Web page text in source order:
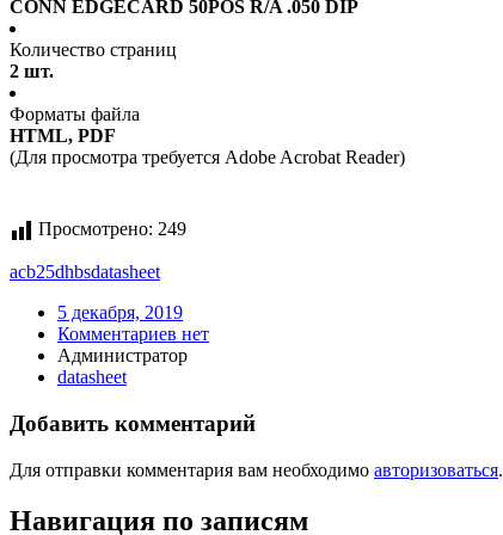
CONN EDGECARD 50POS R/A .050 DIP
Количество страниц
2 шт.
Форматы файла
HTML, PDF
(Для просмотра требуется Adobe Acrobat Reader)
Просмотрено: 249
acb25dhbsdatasheet
5 декабря, 2019
Комментариев нет
Администратор
datasheet
Добавить комментарий
Для отправки комментария вам необходимо авторизоваться.
Навигация по записям